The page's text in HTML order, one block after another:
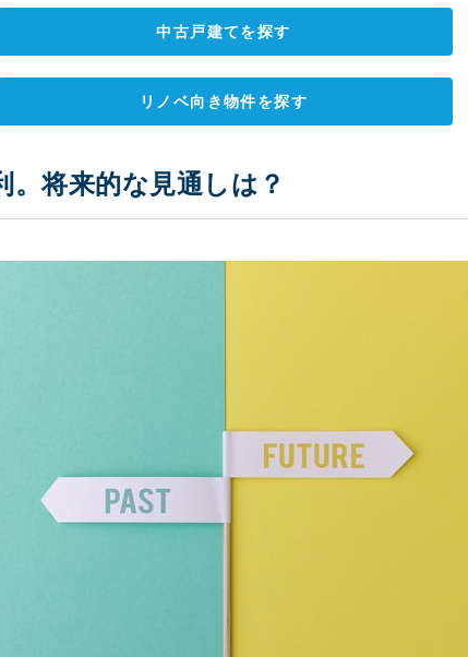
中古戸建てを探す
リノベ向き物件を探す
。将来的な見通しは？